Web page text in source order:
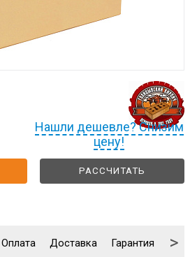
Нашли дешевле? Снизим
цену!
РАССЧИТАТЬ
Оплата Доставка Гарантия >